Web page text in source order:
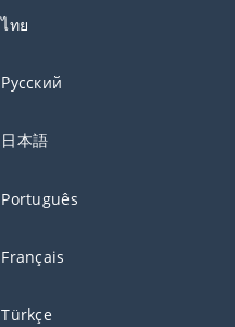
ไทย
Русский
日本語
Português
Français
Türkçe